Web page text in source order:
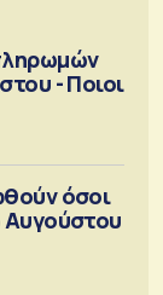
- Ποιοι
όσοι
Αυγούστου